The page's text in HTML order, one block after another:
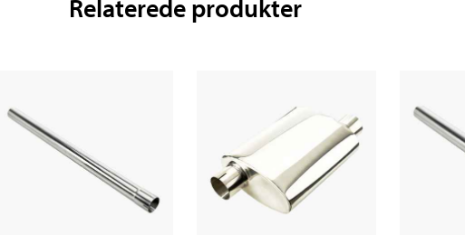
Relaterede produkter